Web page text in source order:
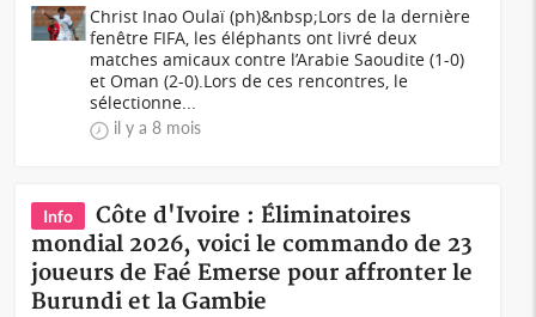
Christ Inao Oulaï (ph)&nbsp;Lors de la dernière
fenêtre FIFA, les éléphants ont livré deux
matches amicaux contre l’Arabie Saoudite (1-0)
et Oman (2-0).Lors de ces rencontres, le
sélectionne...
il y a 8 mois
Info
Côte d'Ivoire : Éliminatoires
mondial 2026, voici le commando de 23
joueurs de Faé Emerse pour affronter le
Burundi et la Gambie